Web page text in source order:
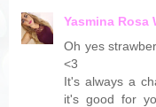
Yasmina Rosa
Oh yes
<3
It's always a
it's good for